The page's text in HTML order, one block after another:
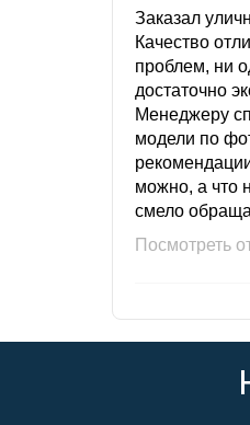
Заказал
Качество
проблем, ни
достаточно
Менеджеру
модели по
можно, а что
смело
Посмотреть